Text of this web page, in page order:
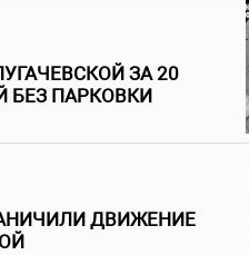
ЗА 20
БЕЗ ПАРКОВКИ
ДВИЖЕНИЕ